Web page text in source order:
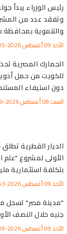
رئيس الوزراء يبدأ
وتفقد عدد من
والتنموية
الأحد 09 أغسطس 2026-11:05
الجمارك المصرية
للكويت من حمل
دون استيفاء
السبت 08 أغسطس 2026-05:09
الديار القطرية
الأولى لمشروع "علم
بتكلفة استثمارية
الأحد 09 أغسطس 2026-02:53
جنيه خلال النصف الأول
الأحد 09 أغسطس 2026-02:19